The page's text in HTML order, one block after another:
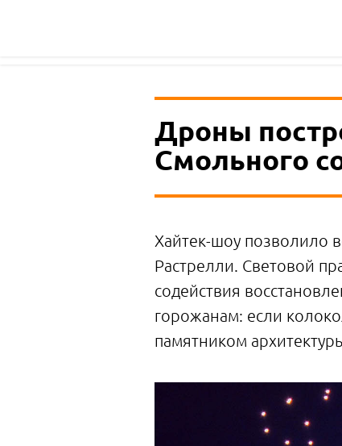
Дроны
Смольного
Хайтек-шоу позволило
Растрелли. Световой
содействия
горожанам: если
памятником